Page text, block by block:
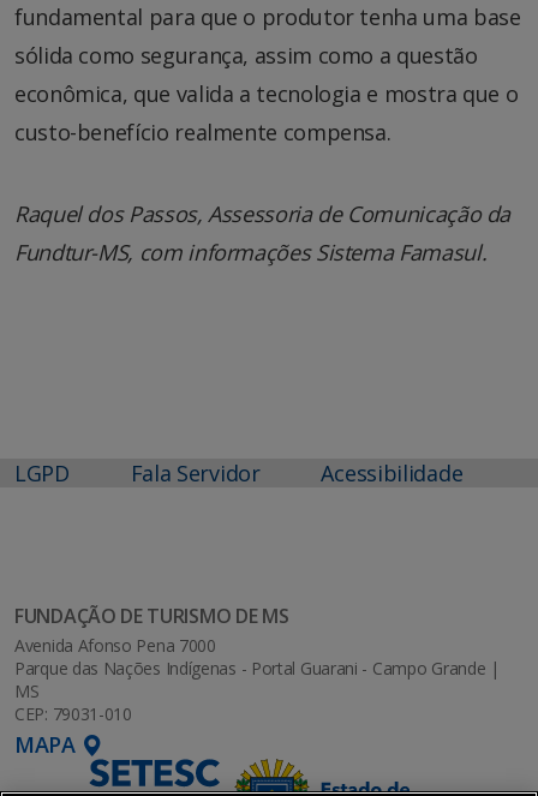
fundamental para que o produtor tenha uma base
sólida como segurança, assim como a questão
econômica, que valida a tecnologia e mostra que o
custo-benefício realmente compensa.
Raquel dos Passos, Assessoria de Comunicação da
Fundtur-MS, com informações Sistema Famasul.
LGPD Fala Servidor Acessibilidade
FUNDAÇÃO DE TURISMO DE MS
Avenida Afonso Pena 7000
Parque das Nações Indígenas - Portal Guarani - Campo Grande |
MS
CEP: 79031-010
MAPA